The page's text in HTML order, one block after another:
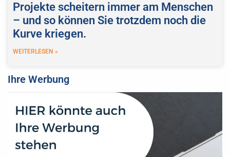
Projekte scheitern immer am Menschen
– und so können Sie trotzdem noch die
Kurve kriegen.
WEITERLESEN »
Ihre Werbung